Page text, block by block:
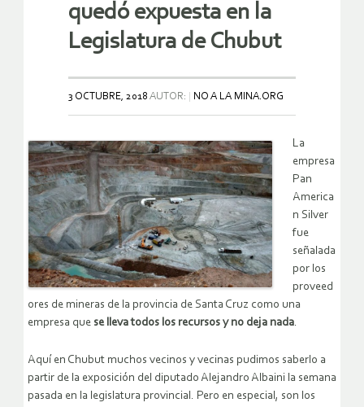
quedó expuesta en la
Legislatura de Chubut
3 OCTUBRE, 2018 AUTOR: NO A LA MINA.ORG
La
empresa
Pan
America
n Silver
fue
señalada
por los
proveed
ores de mineras de la provincia de Santa Cruz como una
empresa que se lleva todos los recursos y no deja nada.
Aquí en Chubut muchos vecinos y vecinas pudimos saberlo a
partir de la exposición del diputado Alejandro Albaini la semana
pasada en la legislatura provincial. Pero en especial, son los